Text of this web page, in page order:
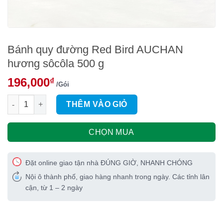
Bánh quy đường Red Bird AUCHAN
hương sôcôla 500 g
196,000₫ /Gói
Bánh quy đường Red Bird AUCHAN hương sôcôla 500 g số
THÊM VÀO GIỎ
CHỌN MUA
Đặt online giao tận nhà ĐÚNG GIỜ, NHANH CHÓNG
Nội ô thành phố, giao hàng nhanh trong ngày. Các tỉnh lân
cận, từ 1 – 2 ngày